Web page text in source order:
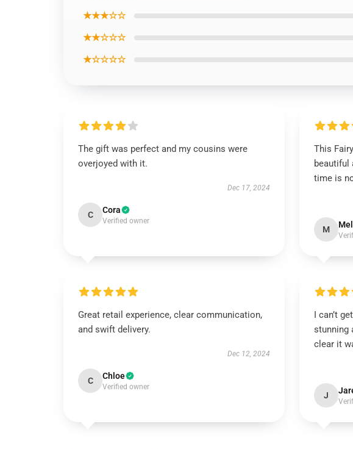
★★★☆☆
★★☆☆☆
★☆☆☆☆
The gift was perfect and my cousins were
overjoyed with it.
Dec 17, 2024
C Cora
Verified owner
This
beautiful
time is
M
Great retail experience, clear communication,
and swift delivery.
Dec 12, 2024
C Chloe
Verified owner
I can’t
stunning
clear it
J